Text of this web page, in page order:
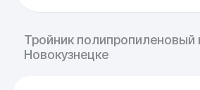
Тройник полипропиленовый
Новокузнецке